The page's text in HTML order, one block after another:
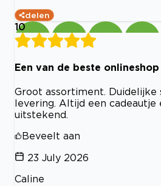
delen
10
Een van de beste onlineshop
Groot assortiment. Duidelijke
levering. Altijd een cadeautje
uitstekend.
Beveelt aan
23 July 2026
Caline